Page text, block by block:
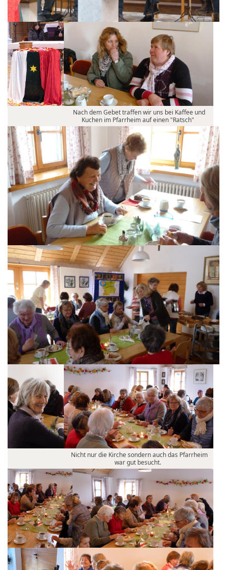
Nach dem Gebet traffen wir uns bei Kaffee und
Kuchen im Pfarrheim auf einen "Ratsch"
Nicht nur die Kirche sondern auch das Pfarrheim
war gut besucht.